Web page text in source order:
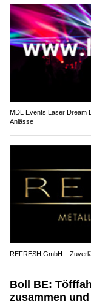
MDL Events Laser Dream
Anlässe
REFRESH GmbH –
Boll BE:
zusammen